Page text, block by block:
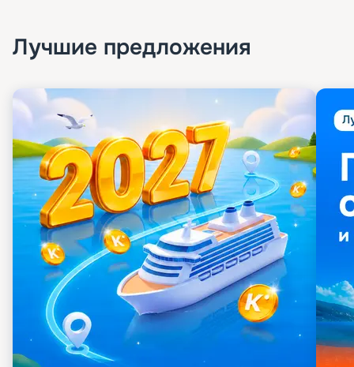
Лучшие предложения